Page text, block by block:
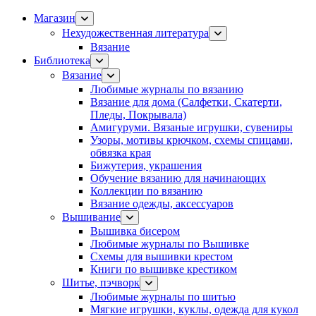
Магазин
Нехудожественная литература
Вязание
Библиотека
Вязание
Любимые журналы по вязанию
Вязание для дома (Салфетки, Скатерти,
Пледы, Покрывала)
Амигуруми. Вязаные игрушки, сувениры
Узоры, мотивы крючком, схемы спицами,
обвязка края
Бижутерия, украшения
Обучение вязанию для начинающих
Коллекции по вязанию
Вязание одежды, аксессуаров
Вышивание
Вышивка бисером
Любимые журналы по Вышивке
Схемы для вышивки крестом
Книги по вышивке крестиком
Шитье, пэчворк
Любимые журналы по шитью
Мягкие игрушки, куклы, одежда для кукол